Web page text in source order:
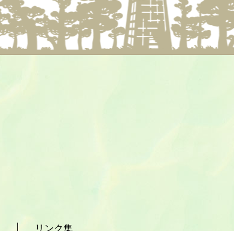
リンク集